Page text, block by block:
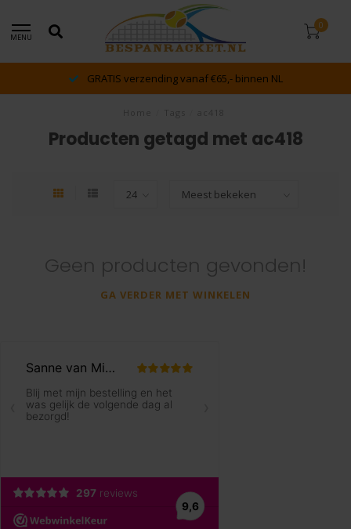
MENU
0
GRATIS verzending vanaf €65,- binnen NL
Producten getagd met ac418
Geen producten gevonden!
GA VERDER MET WINKELEN